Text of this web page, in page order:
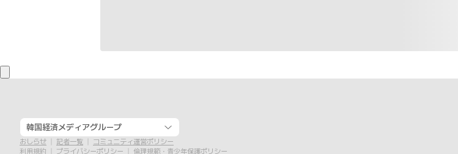
韓国経済メディアグループ
おしらせ 記者一覧
コミュニティ運営ポリシー
利用規約
プライバシーポリシー 倫理規範・青少年保護ポリシー